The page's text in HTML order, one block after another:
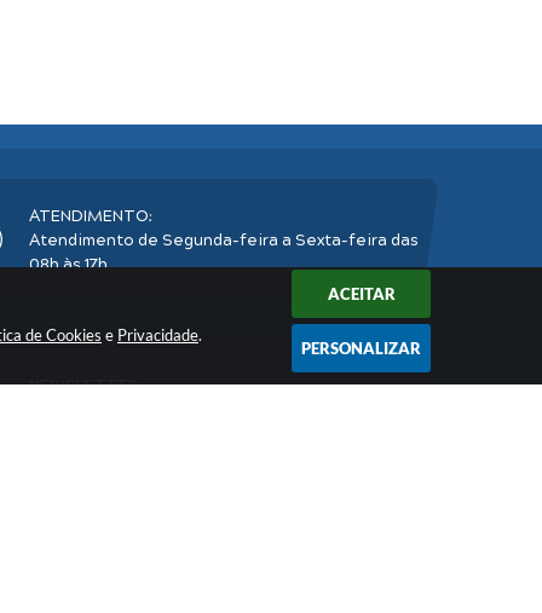
de Cookies e Privacidade.
ACEITAR
PERSONALIZAR
ATENDIMENTO:
Atendimento de Segunda-feira a Sexta-feira das
08h às 17h
NEWSLETTER: